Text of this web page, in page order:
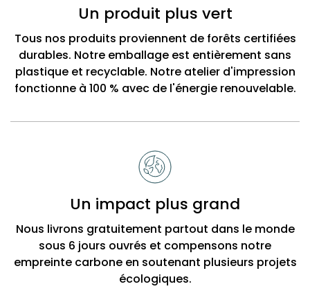
Un produit plus vert
Tous nos produits proviennent de forêts certifiées
durables. Notre emballage est entièrement sans
plastique et recyclable. Notre atelier d'impression
fonctionne à 100 % avec de l'énergie renouvelable.
Un impact plus grand
Nous livrons gratuitement partout dans le monde
sous 6 jours ouvrés et compensons notre
empreinte carbone en soutenant plusieurs projets
écologiques.